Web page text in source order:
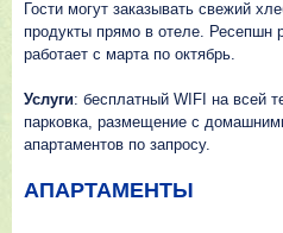
Гости могут заказывать свежий
продукты прямо в отеле. Ресепшн
работает с марта по октябрь.
Услуги: бесплатный WIFI на всей
парковка, размещение с
апартаментов по запросу.
АПАРТАМЕНТЫ